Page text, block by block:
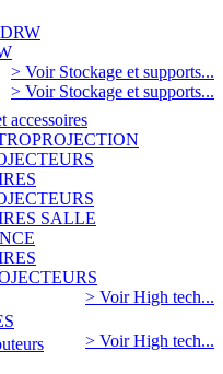
> Voir Stockage et supports...
> Voir Stockage et supports...
accessoires
SALLE
> Voir High tech...
> Voir High tech...